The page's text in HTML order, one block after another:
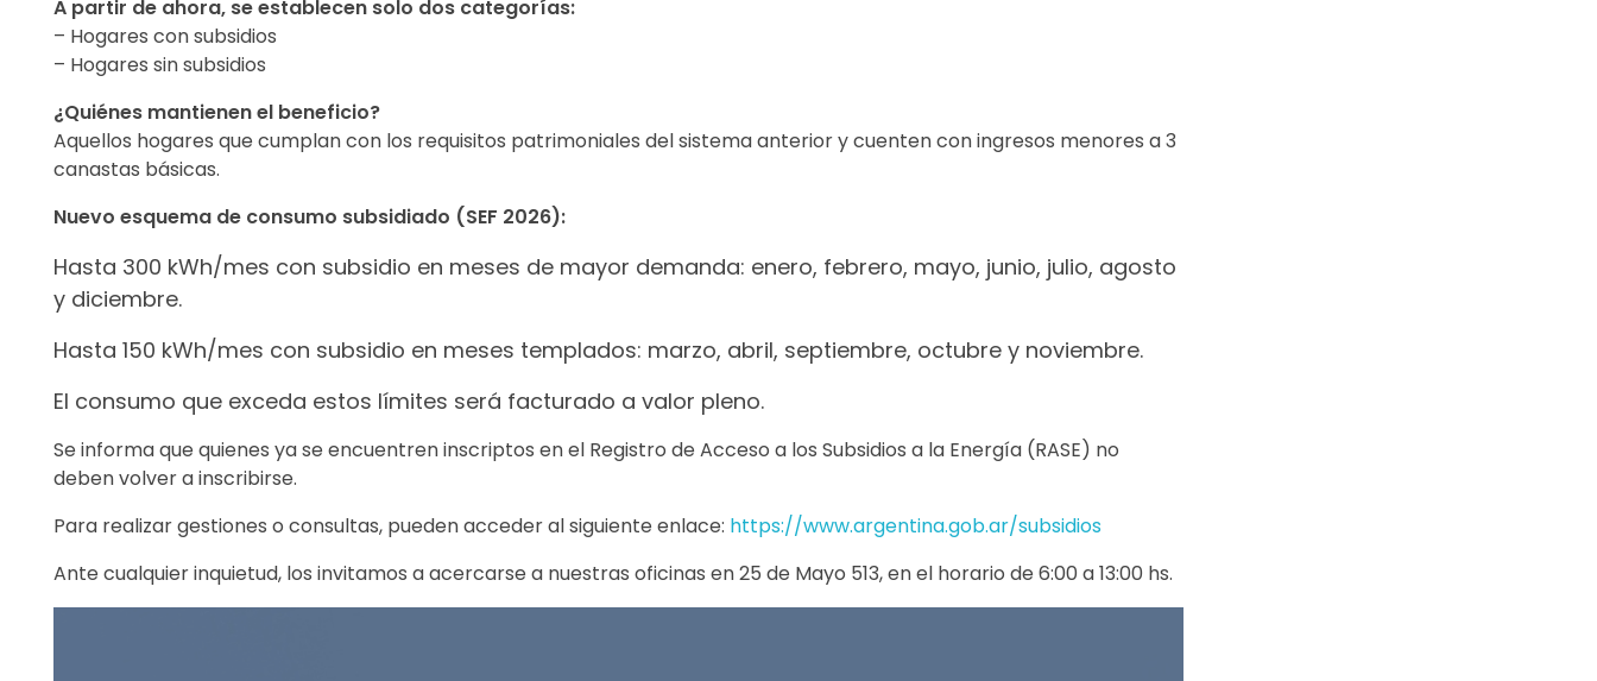
A partir de ahora, se establecen solo dos categorías:
– Hogares con subsidios
– Hogares sin subsidios
¿Quiénes mantienen el beneficio?
Aquellos hogares que cumplan con los requisitos patrimoniales del sistema anterior y cuenten con ingresos menores a 3
canastas básicas.
Nuevo esquema de consumo subsidiado (SEF 2026):
Hasta 300 kWh/mes con subsidio en meses de mayor demanda: enero, febrero, mayo, junio, julio, agosto
y diciembre.
Hasta 150 kWh/mes con subsidio en meses templados: marzo, abril, septiembre, octubre y noviembre.
El consumo que exceda estos límites será facturado a valor pleno.
Se informa que quienes ya se encuentren inscriptos en el Registro de Acceso a los Subsidios a la Energía (RASE) no
deben volver a inscribirse.
Para realizar gestiones o consultas, pueden acceder al siguiente enlace: https://www.argentina.gob.ar/subsidios
Ante cualquier inquietud, los invitamos a acercarse a nuestras oficinas en 25 de Mayo 513, en el horario de 6:00 a 13:00 hs.